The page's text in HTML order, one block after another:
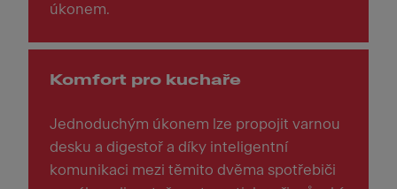
úkonem.
Komfort pro kuchaře
Jednoduchým úkonem lze propojit varnou
desku a digestoř a díky inteligentní
komunikaci mezi těmito dvěma spotřebiči